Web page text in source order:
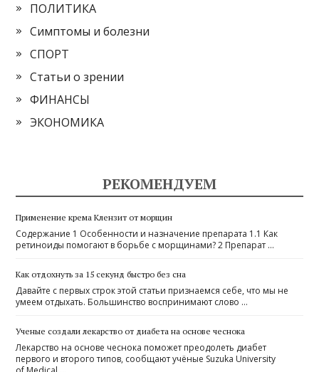
ПОЛИТИКА
Симптомы и болезни
СПОРТ
Статьи о зрении
ФИНАНСЫ
ЭКОНОМИКА
РЕКОМЕНДУЕМ
Применение крема Клензит от морщин
Содержание 1 Особенности и назначение препарата 1.1 Как
ретиноиды помогают в борьбе с морщинами? 2 Препарат …
Как отдохнуть за 15 секунд быстро без сна
Давайте с первых строк этой статьи признаемся себе, что мы не
умеем отдыхать. Большинство воспринимают слово …
Ученые создали лекарство от диабета на основе чеснока
Лекарство на основе чеснока поможет преодолеть диабет
первого и второго типов, сообщают учёные Suzuka University